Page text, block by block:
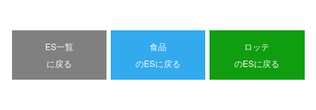
ES一覧
に戻る
食品
のESに戻る
ロッテ
のESに戻る